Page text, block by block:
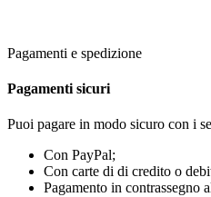
Pagamenti e spedizione
Pagamenti sicuri
Puoi pagare in modo sicuro con i
Con PayPal;
Con carte di di credito o
Pagamento in contrassegno